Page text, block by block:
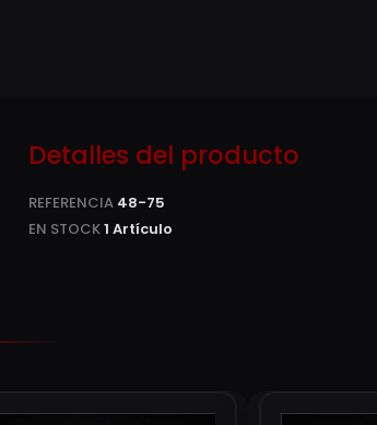
Detalles del producto
REFERENCIA 48-75
EN STOCK1 Artículo